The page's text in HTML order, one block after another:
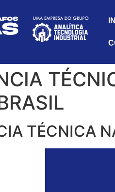
TÉCNICA